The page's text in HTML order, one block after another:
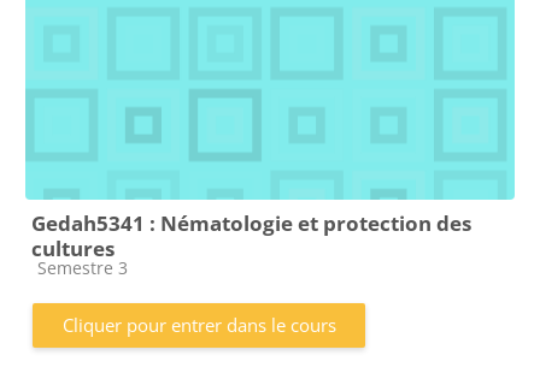
Gedah5341 : Nématologie et protection des
cultures
Catégorie de cours
Semestre 3
Cliquer pour entrer dans le cours